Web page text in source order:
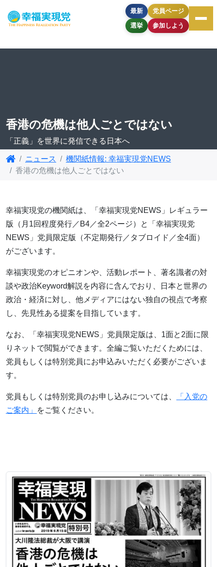
最新
選挙
党員ページ
参加しよう
香港の危機は他人ごとではない
「正義」を世界に発信できる日本へ
ニュース
機関紙情報: 幸福実現党NEWS
香港の危機は他人ごとではない
幸福実現党の機関紙は、「幸福実現党NEWS」レギュラー
版（月1回程度発行／B4／全2ページ）と「幸福実現党
NEWS」党員限定版（不定期発行／タブロイド／全4面）
がございます。
幸福実現党のオピニオンや、活動レポート、著名識者の対
談や政治Keyword解説を内容に含んでおり、日本と世界の
政治・経済に対し、他メディアにはない独自の視点で考察
し、先見性ある提案を目指しています。
なお、「幸福実現党NEWS」党員限定版は、1面と2面に限
りネットで閲覧ができます。全編ご覧いただくためには、
党員もしくは特別党員にお申込みいただく必要がございま
す。
党員もしくは特別党員のお申し込みについては、
「入党の
ご案内」
をご覧ください。